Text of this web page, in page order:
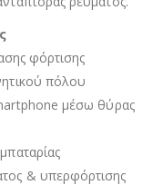
φόρτισης
πόλου
μέσω θύρας
& υπερφόρτισης